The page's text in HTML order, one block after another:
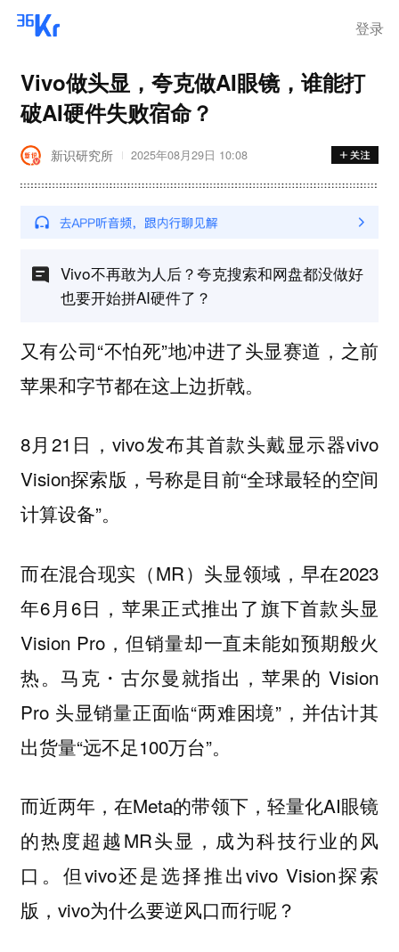
登录
Vivo做头显，夸克做AI眼镜，谁能打
破AI硬件失败宿命？
新识研究所 2025年08月29日 10:08
Vivo不再敢为人后？夸克搜索和网盘都没做好
也要开始拼AI硬件了？
又有公司“不怕死”地冲进了头显赛道，之前
苹果和字节都在这上边折戟。
8月21日，vivo发布其首款头戴显示器vivo
Vision探索版，号称是目前“全球最轻的空间
计算设备”。
而在混合现实（MR）头显领域，早在2023
年6月6日，苹果正式推出了旗下首款头显
Vision Pro，但销量却一直未能如预期般火
热。马克・古尔曼就指出，苹果的 Vision
Pro 头显销量正面临“两难困境”，并估计其
出货量“远不足100万台”。
而近两年，在Meta的带领下，轻量化AI眼镜
的热度超越MR头显，成为科技行业的风
口。但vivo还是选择推出vivo Vision探索
版，vivo为什么要逆风口而行呢？